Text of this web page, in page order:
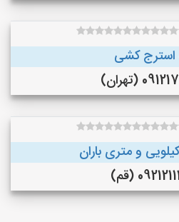
استرج کشی
(تهران)
و متری باران
(قم)